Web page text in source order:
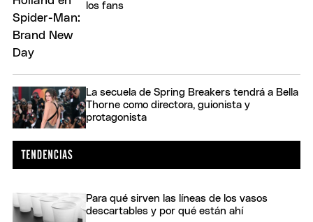
los fans
La secuela de Spring Breakers tendrá a Bella
Thorne como directora, guionista y
protagonista
Para qué sirven las líneas de los vasos
descartables y por qué están ahí